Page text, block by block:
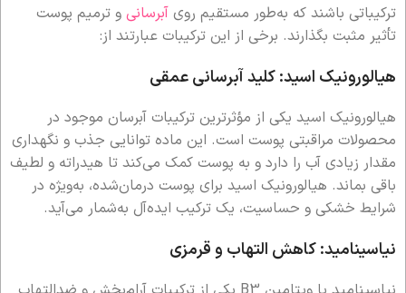
ترکیباتی باشند که به‌طور مستقیم روی آبرسانی و ترمیم پوست
تأثیر مثبت بگذارند. برخی از این ترکیبات عبارتند از:
هیالورونیک اسید: کلید آبرسانی عمقی
هیالورونیک اسید یکی از مؤثرترین ترکیبات آبرسان موجود در
محصولات مراقبتی پوست است. این ماده توانایی جذب و نگهداری
مقدار زیادی آب را دارد و به پوست کمک می‌کند تا هیدراته و لطیف
باقی بماند. هیالورونیک اسید برای پوست درمان‌شده، به‌ویژه در
شرایط خشکی و حساسیت، یک ترکیب ایده‌آل به‌شمار می‌آید.
نیاسینامید: کاهش التهاب و قرمزی